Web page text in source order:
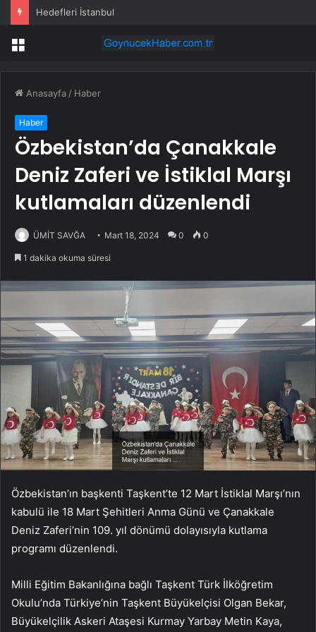
Hedefleri İstanbul
Menü
Anasayfa / Haber
Haber
Özbekistan’da Çanakkale
Deniz Zaferi ve İstiklal Marşı
kutlamaları düzenlendi
ÜMİT SAVĞA Mart 18, 2024 0 0
1 dakika okuma süresi
Özbekistan’ın başkenti Taşkent’te 12 Mart İstiklal Marşı’nın
kabulü ile 18 Mart Şehitleri Anma Günü ve Çanakkale
Deniz Zaferi’nin 109. yıl dönümü dolayısıyla kutlama
programı düzenlendi.
Milli Eğitim Bakanlığına bağlı Taşkent Türk İlköğretim
Okulu’nda Türkiye’nin Taşkent Büyükelçisi Olgan Bekar,
Büyükelçilik Askeri Ataşesi Kurmay Yarbay Metin Kaya,